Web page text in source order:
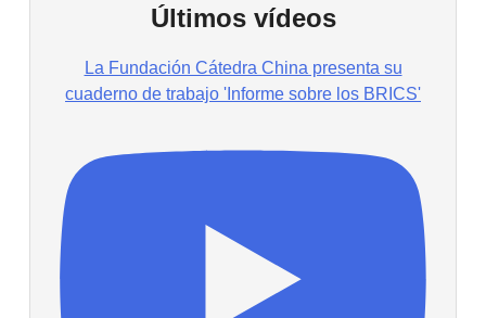
Últimos vídeos
La Fundación Cátedra China presenta su
cuaderno de trabajo 'Informe sobre los BRICS'